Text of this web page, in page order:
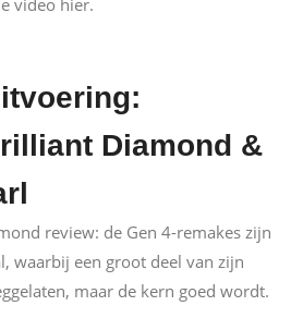
video hier.
Diamond &
review: de Gen 4-remakes zijn
waarbij een groot deel van zijn
maar de kern goed wordt.